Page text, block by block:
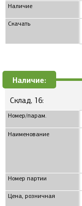
Наличие
Скачать
Наличие:
Склад, 16:
Номер/парам.
Наименование
Номер партии
Цена, розничная